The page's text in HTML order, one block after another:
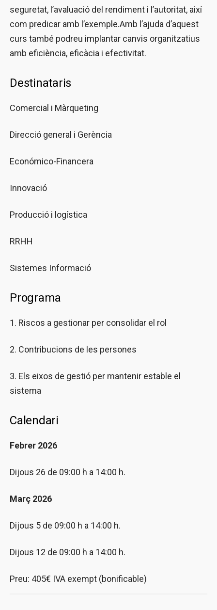
seguretat, l’avaluació del rendiment i l’autoritat, així
com predicar amb l’exemple.Amb l’ajuda d’aquest
curs també podreu implantar canvis organitzatius
amb eficiència, eficàcia i efectivitat.
Destinataris
Comercial i Màrqueting
Direcció general i Gerència
Económico-Financera
Innovació
Producció i logística
RRHH
Sistemes Informació
Programa
1. Riscos a gestionar per consolidar el rol
2. Contribucions de les persones
3. Els eixos de gestió per mantenir estable el
sistema
Calendari
Febrer 2026
Dijous 26 de 09:00 h a 14:00 h.
Març 2026
Dijous 5 de 09:00 h a 14:00 h.
Dijous 12 de 09:00 h a 14:00 h.
Preu: 405€ IVA exempt (bonificable)